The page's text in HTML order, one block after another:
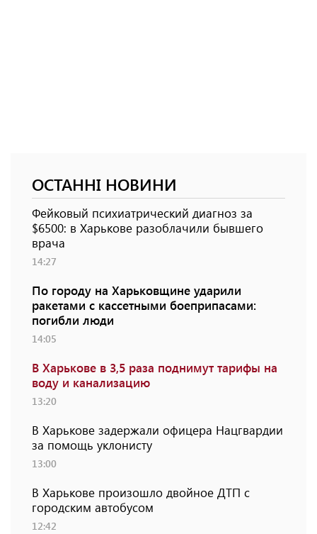
ОСТАННІ НОВИНИ
Фейковый психиатрический диагноз за
$6500: в Харькове разоблачили бывшего
врача
14:27
По городу на Харьковщине ударили
ракетами с кассетными боеприпасами:
погибли люди
14:05
В Харькове в 3,5 раза поднимут тарифы на
воду и канализацию
13:20
В Харькове задержали офицера Нацгвардии
за помощь уклонисту
13:00
В Харькове произошло двойное ДТП с
городским автобусом
12:42